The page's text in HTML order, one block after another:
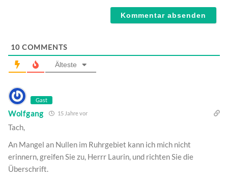
10 COMMENTS
Älteste
Gast
Wolfgang 15 Jahre vor
Tach,
An Mangel an Nullen im Ruhrgebiet kann ich mich nicht
erinnern, greifen Sie zu, Herrr Laurin, und richten Sie die
Überschrift.